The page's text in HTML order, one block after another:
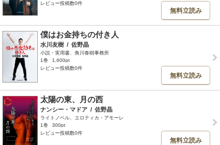
レビュー投稿数0件
無料立読み
僕はお金持ちの付き人
水川友樹 / 佐野晶
小説・実用書、角川春樹事務所
1巻
1,600pt
レビュー投稿数0件
無料立読み
太陽の東、月の西
ナンシー・マドア / 佐野晶
ライトノベル、エロティカ・アモーレ
1巻
300pt
レビュー投稿数0件
無料立読み